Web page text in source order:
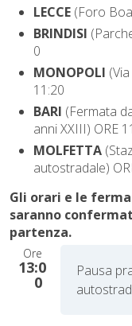
LECCE (Foro
BRINDISI
0
MONOPOLI
11:20
BARI (Fermata
anni XXIII) ORE
MOLFETTA
autostradale)
Gli orari e le
saranno
partenza.
Ore
13:0
0
Pausa